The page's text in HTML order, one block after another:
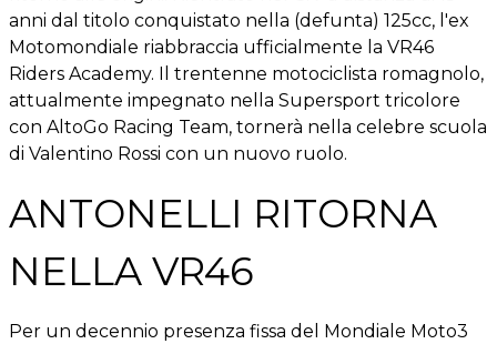
anni dal titolo conquistato nella (defunta) 125cc, l'ex
Motomondiale riabbraccia ufficialmente la VR46
Riders Academy. Il trentenne motociclista romagnolo,
attualmente impegnato nella Supersport tricolore
con AltoGo Racing Team, tornerà nella celebre scuola
di Valentino Rossi con un nuovo ruolo.
ANTONELLI RITORNA
NELLA VR46
Per un decennio presenza fissa del Mondiale Moto3